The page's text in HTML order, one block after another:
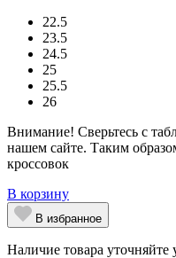
22.5
23.5
24.5
25
25.5
26
Внимание! Сверьтесь с
нашем сайте. Таким
кроссовок
В корзину
В избранное
Наличие товара уточняйте